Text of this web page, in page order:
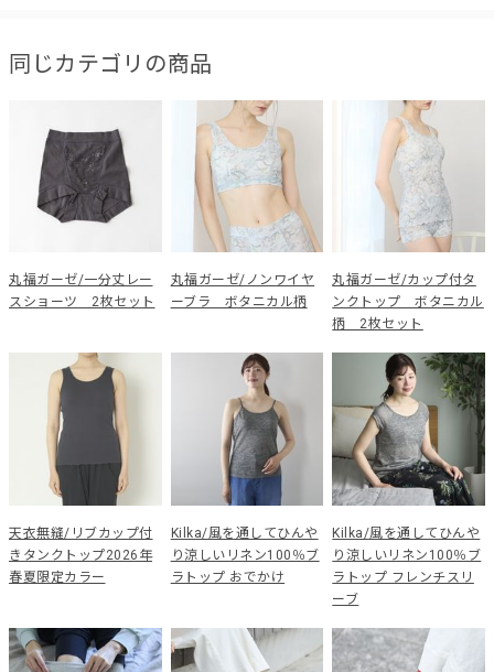
同じカテゴリの商品
丸福ガーゼ/一分丈レー
スショーツ 2枚セット
丸福ガーゼ/ノンワイヤ
ーブラ ボタニカル柄
丸福ガーゼ/カップ付タ
ンクトップ ボタニカル
柄 2枚セット
天衣無縫/リブカップ付
きタンクトップ2026年
春夏限定カラー
Kilka/風を通してひんや
り涼しいリネン100％ブ
ラトップ おでかけ
Kilka/風を通してひんや
り涼しいリネン100％ブ
ラトップ フレンチスリ
ーブ